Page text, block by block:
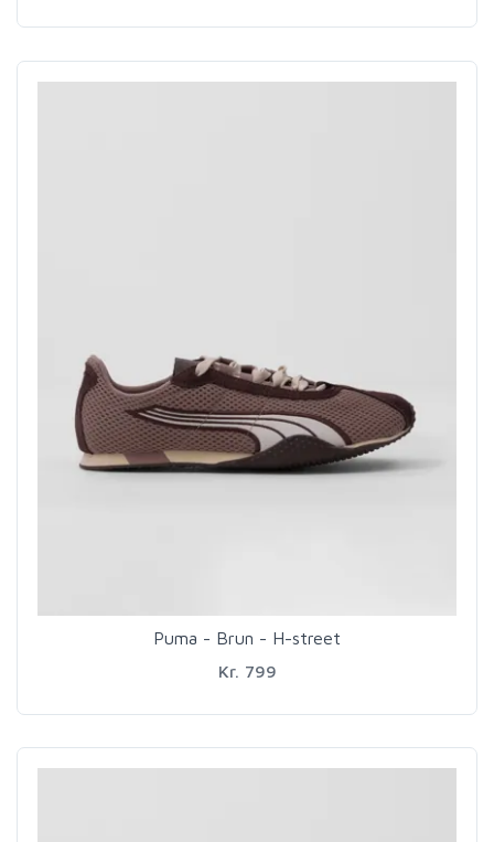
Puma - Brun - H-street
Kr. 799